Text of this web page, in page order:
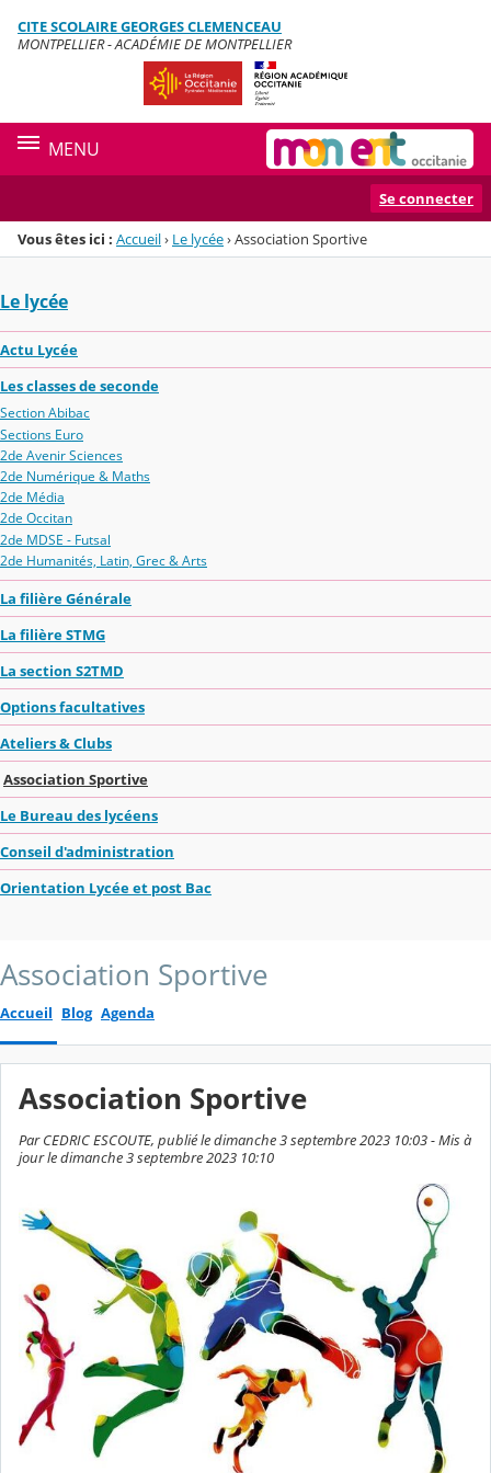
Menu de la rubrique
Contenu
CITE SCOLAIRE GEORGES CLEMENCEAU
MONTPELLIER - ACADÉMIE DE MONTPELLIER
MENU
Se connecter
Vous êtes ici : Accueil› Le lycée›Association Sportive
Le lycée
Actu Lycée
Les classes de seconde
Section Abibac
Sections Euro
2de Avenir Sciences
2de Numérique & Maths
2de Média
2de Occitan
2de MDSE - Futsal
2de Humanités, Latin, Grec & Arts
La filière Générale
La filière STMG
La section S2TMD
Options facultatives
Ateliers & Clubs
Association Sportive
Le Bureau des lycéens
Conseil d'administration
Orientation Lycée et post Bac
Association Sportive
Accueil Blog Agenda
Association Sportive
Par CEDRIC ESCOUTE, publié le dimanche 3 septembre 2023 10:03 - Mis à
jour le dimanche 3 septembre 2023 10:10